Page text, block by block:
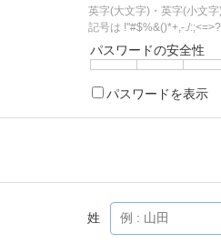
英字(大文字)・英字(小文
記号は !"#$%&()*+,-./
パスワードの安全性
パスワードを表示
姓